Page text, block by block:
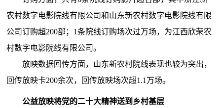
农村数字电影院线有限公司和山东新农村数字电影院线有限
公司订购超200部；1条院线订购场次过万场，为江西欣荣农
村数字电影院线有限公司。
放映数据回传方面，山东新农村院线表现也较为突出，
回传放映卡200余次，回传放映场次超1.1万场。
公益放映将党的二十大精神送到乡村基层